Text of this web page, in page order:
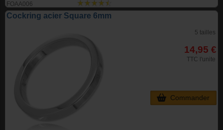
FOAA006
Cockring acier Square 6mm
5 tailles
14,95 €
TTC l'unite
Commander